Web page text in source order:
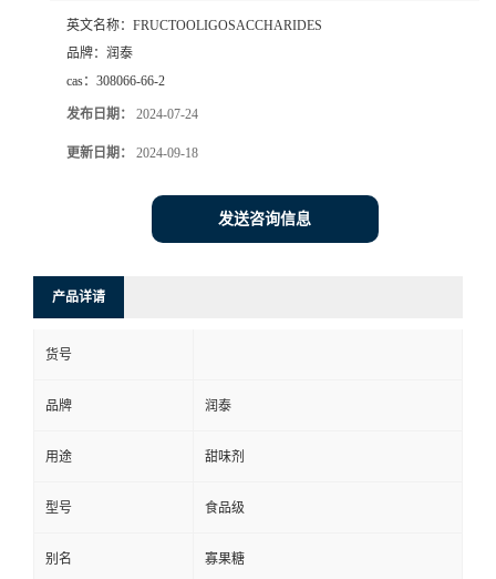
英文名称： FRUCTOOLIGOSACCHARIDES
品牌： 润泰
cas： 308066-66-2
发布日期： 2024-07-24
更新日期： 2024-09-18
发送咨询信息
产品详请
货号
品牌 润泰
用途 甜味剂
型号 食品级
别名 寡果糖